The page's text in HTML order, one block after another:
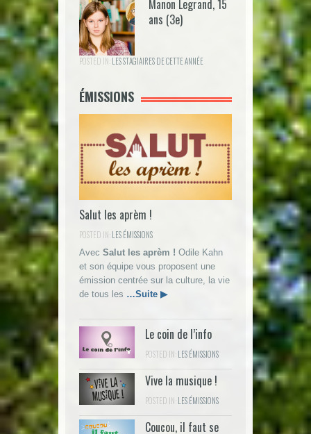
Manon Legrand, 15
ans (3e)
POSTED IN:LES STAGIAIRES DE CETTE ANNÉE
ÉMISSIONS
Salut les aprèm !
POSTED IN:LES ÉMISSIONS
Avec Salut les aprèm ! Odile Kahn
et son équipe vous proposent une
émission centrée sur la culture, la vie
de tous les …Suite ▶
Le coin de l’info
POSTED IN:LES ÉMISSIONS
Vive la musique !
POSTED IN:LES ÉMISSIONS
Coucou, il faut se